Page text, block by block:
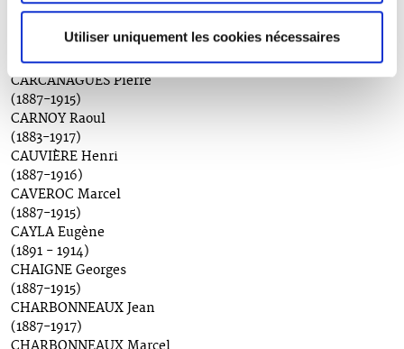
Utiliser uniquement les cookies nécessaires
CAHU Raymond
CANTE Jean
(1889-1917)
CARCANAGUES Pierre
(1887-1915)
CARNOY Raoul
(1883-1917)
CAUVIÈRE Henri
(1887-1916)
CAVEROC Marcel
(1887-1915)
CAYLA Eugène
(1891 - 1914)
CHAIGNE Georges
(1887-1915)
CHARBONNEAUX Jean
(1887-1917)